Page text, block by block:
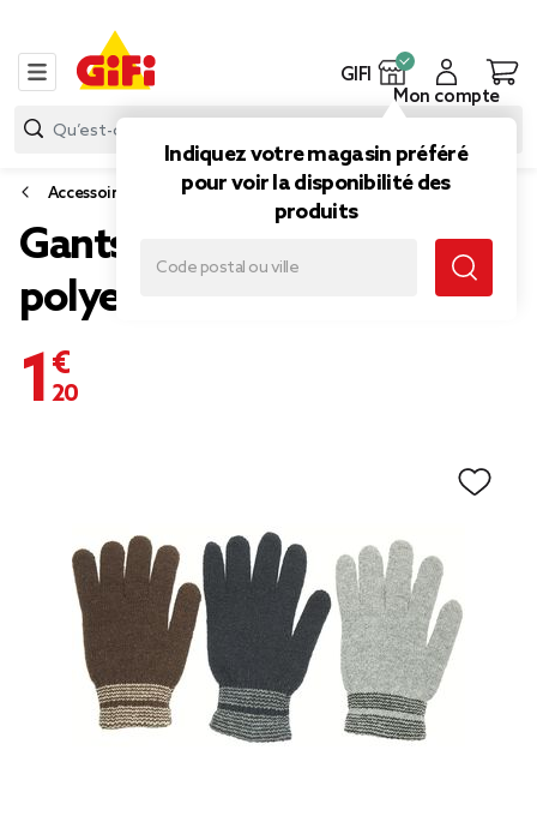
GIFI
Indiquez votre magasin préféré
pour voir la disponibilité des
produits
Mon compte
Accessoires mode
Gants homme en
polyester
1,20 €